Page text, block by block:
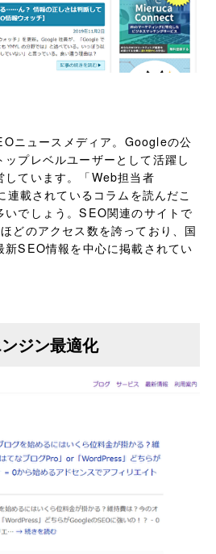
ニュースメディア。Googleの公
プレベルユーザーとして活躍し
しています。「Web担当者
載されているコラムを読んだこ
いでしょう。SEO関連のサイトで
どのアクセス数を誇っており、国
新SEO情報を中心に掲載されてい
ジン最適化